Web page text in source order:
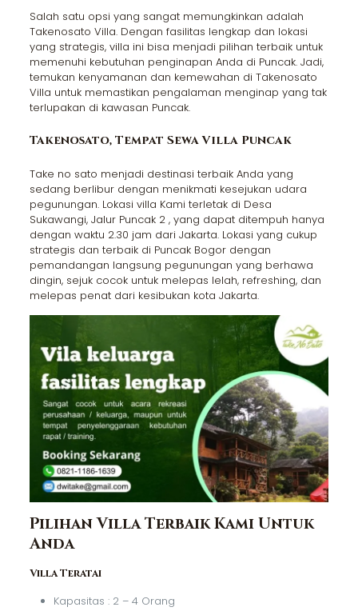
Salah satu opsi yang sangat memungkinkan adalah
Takenosato Villa. Dengan fasilitas lengkap dan lokasi
yang strategis, villa ini bisa menjadi pilihan terbaik untuk
memenuhi kebutuhan penginapan Anda di Puncak. Jadi,
temukan kenyamanan dan kemewahan di Takenosato
Villa untuk memastikan pengalaman menginap yang tak
terlupakan di kawasan Puncak.
Takenosato, Tempat Sewa Villa Puncak
Take no sato menjadi destinasi terbaik Anda yang
sedang berlibur dengan menikmati kesejukan udara
pegunungan. Lokasi villa Kami terletak di Desa
Sukawangi, Jalur Puncak 2 , yang dapat ditempuh hanya
dengan waktu 2.30 jam dari Jakarta. Lokasi yang cukup
strategis dan terbaik di Puncak Bogor dengan
pemandangan langsung pegunungan yang berhawa
dingin, sejuk cocok untuk melepas lelah, refreshing, dan
melepas penat dari kesibukan kota Jakarta.
Pilihan Villa Terbaik Kami Untuk
Anda
Villa Teratai
Kapasitas : 2 – 4 Orang